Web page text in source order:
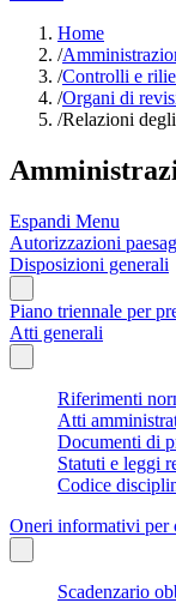
Home
/
/Controlli e
/Organi di
/Relazioni
Espandi Menu
Autorizzazioni
Disposizioni generali
Piano triennale per
Atti generali
Riferimenti
Atti
Documenti di
Statuti e leggi
Codice
Oneri informativi per
Scadenzario